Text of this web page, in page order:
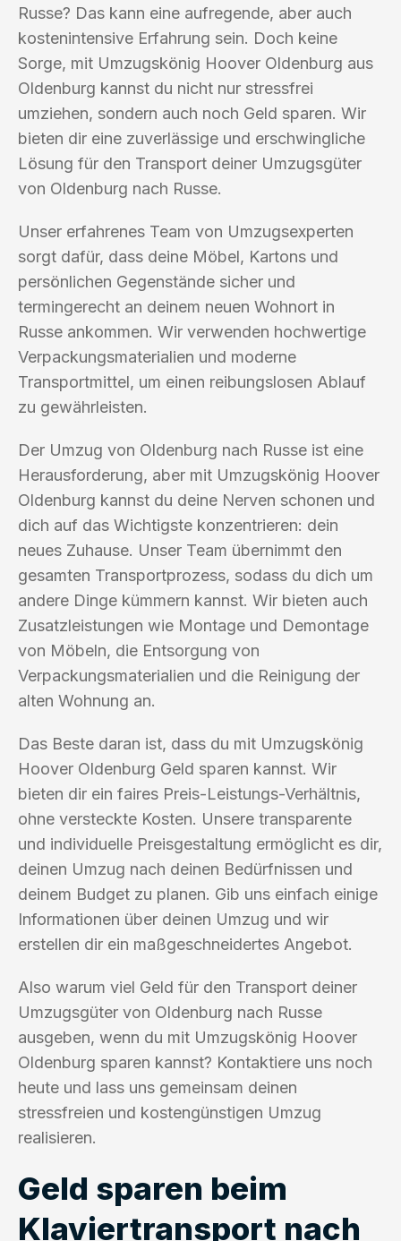
Russe? Das kann eine aufregende, aber auch
kostenintensive Erfahrung sein. Doch keine
Sorge, mit Umzugskönig Hoover Oldenburg aus
Oldenburg kannst du nicht nur stressfrei
umziehen, sondern auch noch Geld sparen. Wir
bieten dir eine zuverlässige und erschwingliche
Lösung für den Transport deiner Umzugsgüter
von Oldenburg nach Russe.
Unser erfahrenes Team von Umzugsexperten
sorgt dafür, dass deine Möbel, Kartons und
persönlichen Gegenstände sicher und
termingerecht an deinem neuen Wohnort in
Russe ankommen. Wir verwenden hochwertige
Verpackungsmaterialien und moderne
Transportmittel, um einen reibungslosen Ablauf
zu gewährleisten.
Der Umzug von Oldenburg nach Russe ist eine
Herausforderung, aber mit Umzugskönig Hoover
Oldenburg kannst du deine Nerven schonen und
dich auf das Wichtigste konzentrieren: dein
neues Zuhause. Unser Team übernimmt den
gesamten Transportprozess, sodass du dich um
andere Dinge kümmern kannst. Wir bieten auch
Zusatzleistungen wie Montage und Demontage
von Möbeln, die Entsorgung von
Verpackungsmaterialien und die Reinigung der
alten Wohnung an.
Das Beste daran ist, dass du mit Umzugskönig
Hoover Oldenburg Geld sparen kannst. Wir
bieten dir ein faires Preis-Leistungs-Verhältnis,
ohne versteckte Kosten. Unsere transparente
und individuelle Preisgestaltung ermöglicht es dir,
deinen Umzug nach deinen Bedürfnissen und
deinem Budget zu planen. Gib uns einfach einige
Informationen über deinen Umzug und wir
erstellen dir ein maßgeschneidertes Angebot.
Also warum viel Geld für den Transport deiner
Umzugsgüter von Oldenburg nach Russe
ausgeben, wenn du mit Umzugskönig Hoover
Oldenburg sparen kannst? Kontaktiere uns noch
heute und lass uns gemeinsam deinen
stressfreien und kostengünstigen Umzug
realisieren.
Geld sparen beim
Klaviertransport nach